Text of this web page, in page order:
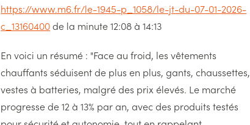
https://www.m6.fr/le-1945-p_1058/le-jt-du-07-01-2026-
c_13160400de la minute 12:08 à 14:13
En voici un résumé : "Face au froid, les vêtements
chauffants séduisent de plus en plus, gants, chaussettes,
vestes à batteries, malgré des prix élevés. Le marché
progresse de 12 à 13% par an, avec des produits testés